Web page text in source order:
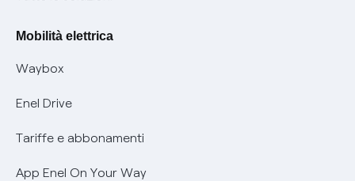
Offerte Placet non vulnerabili
Offerta Tutela Vulnerabilità Gas
Mobilità Elettrica
Phishing e truffe online
Verifica chi ti ha chiamato
Mobilità elettrica
Waybox
Enel Drive
Tariffe e abbonamenti
App Enel On Your Way